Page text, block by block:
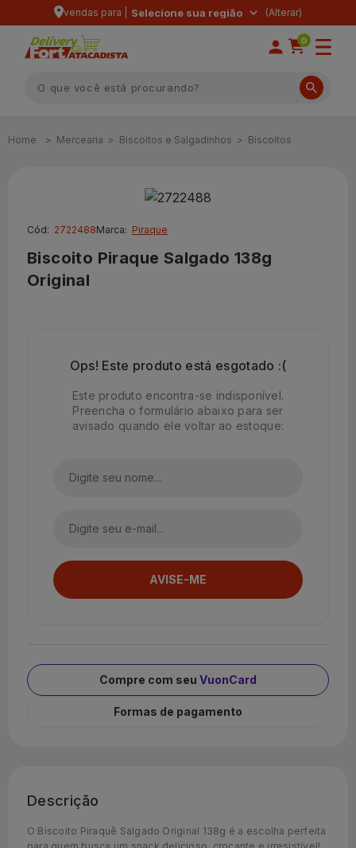
vendas para | Selecione sua região
0
Mercearia Biscoitos e Salgadinhos Biscoitos
Cód: 2722488Marca: Piraque
Biscoito Piraque Salgado 138g
Original
Ops! Este produto está esgotado :(
Este produto encontra-se indisponível.
Preencha o formulário abaixo para ser
avisado quando ele voltar ao estoque:
Compre com seu VuonCard
Formas de pagamento
Descrição
O Biscoito Piraquê Salgado Original 138g é a escolha perfeita